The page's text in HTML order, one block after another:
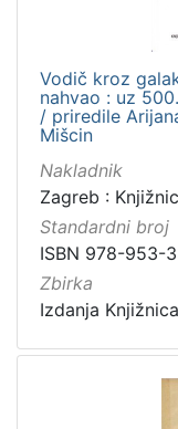
Vodič kroz
nahvao : uz
/ priredile
Mišcin
Nakladnik
Zagreb :
Standardni broj
ISBN 978-953-
Zbirka
Izdanja